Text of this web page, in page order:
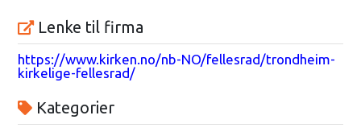
Lenke til firma
https://www.kirken.no/nb-NO/fellesrad/trondheim-
kirkelige-fellesrad/
Kategorier